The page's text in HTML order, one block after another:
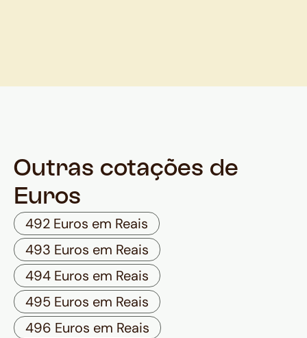
Outras cotações de
Euros
492 Euros em Reais
493 Euros em Reais
494 Euros em Reais
495 Euros em Reais
496 Euros em Reais